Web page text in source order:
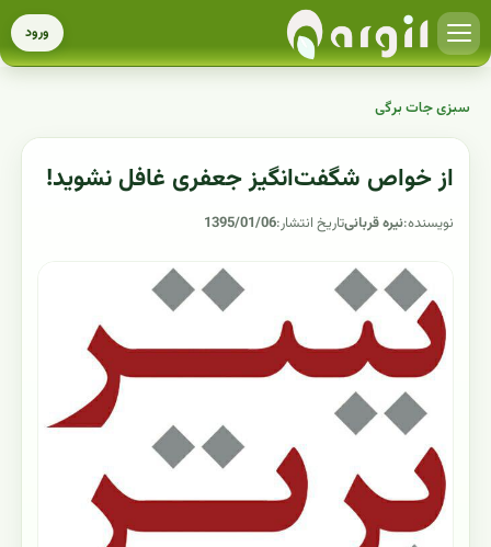
ورود
سبزی جات برگی
از خواص شگفت‌انگیز جعفری غافل نشوید!
نویسنده:نیره قربانیتاریخ انتشار:1395/01/06